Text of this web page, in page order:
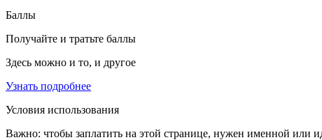
Баллы
Получайте и тратьте баллы
Здесь можно и то, и другое
Узнать подробнее
Условия использования
Важно: чтобы заплатить на этой странице, нужен именной